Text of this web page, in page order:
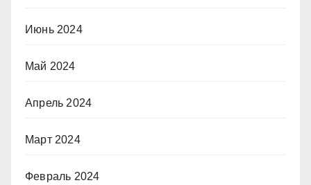
Июнь 2024
Май 2024
Апрель 2024
Март 2024
Февраль 2024